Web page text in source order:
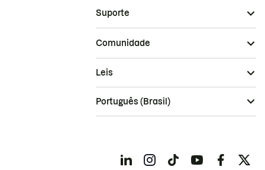
Suporte
Comunidade
Leis
Português (Brasil)